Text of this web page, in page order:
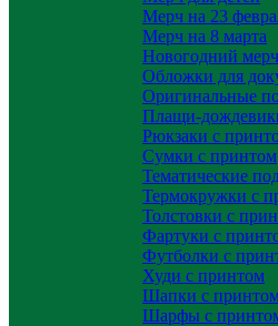
Мерч на 23
Мерч на 8 марта
Новогодний мерч
Обложки для
Оригинальные
Плащи-
Рюкзаки с
Сумки с принтом
Тематические
Термокружки с
Толстовки с
Фартуки с
Футболки с
Худи с принтом
Шапки с
Шарфы с